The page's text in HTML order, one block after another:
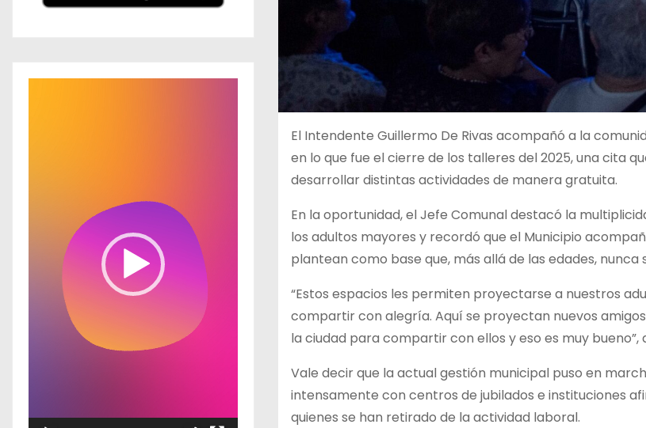
d
El Intendente Guillermo De Rivas acompañó a la
en lo que fue el cierre de los talleres del 2025, una cita
desarrollar distintas actividades de manera gratuita.
En la oportunidad, el Jefe Comunal destacó la
los adultos mayores y recordó que el Municipio
plantean como base que, más allá de las edades, nunca
“Estos espacios les permiten proyectarse a nuestros
compartir con alegría. Aquí se proyectan nuevos
la ciudad para compartir con ellos y eso es muy bueno”,
Vale decir que la actual gestión municipal puso en
intensamente con centros de jubilados e instituciones
quienes se han retirado de la actividad laboral.